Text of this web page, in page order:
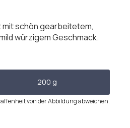
mit schön gearbeitetem,
würzigem Geschmack.
200 g
von der Abbildung abweichen.